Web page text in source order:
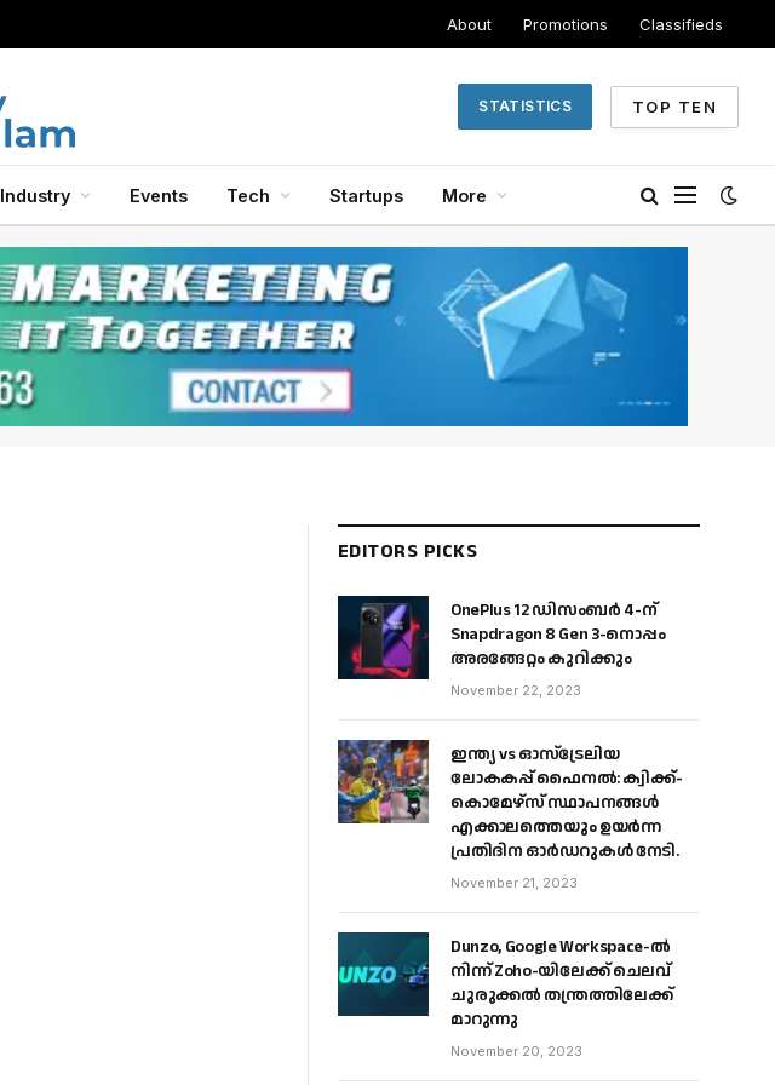
About Promotions Classifieds
STATISTICS TOP TEN
Industry Events Tech Startups More
EDITORS PICKS
OnePlus 12 ഡിസംബർ 4-ന്
Snapdragon 8 Gen 3-നൊപ്പം
അരങ്ങേറ്റം കുറിക്കും
November 22, 2023
ഇന്ത്യ vs ഓസ്‌ട്രേലിയ
ലോകകപ്പ് ഫൈനൽ: ക്വിക്ക്-
കൊമേഴ്‌സ് സ്ഥാപനങ്ങൾ
എക്കാലത്തെയും ഉയർന്ന
പ്രതിദിന ഓർഡറുകൾ നേടി.
November 21, 2023
Dunzo, Google Workspace-ൽ
നിന്ന് Zoho-യിലേക്ക് ചെലവ്
ചുരുക്കൽ തന്ത്രത്തിലേക്ക്
മാറുന്നു
November 20, 2023